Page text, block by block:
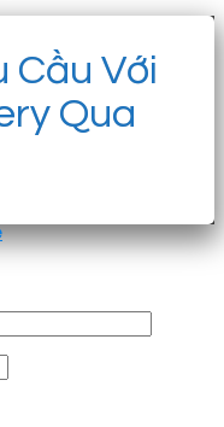
Cầu Với
Qua